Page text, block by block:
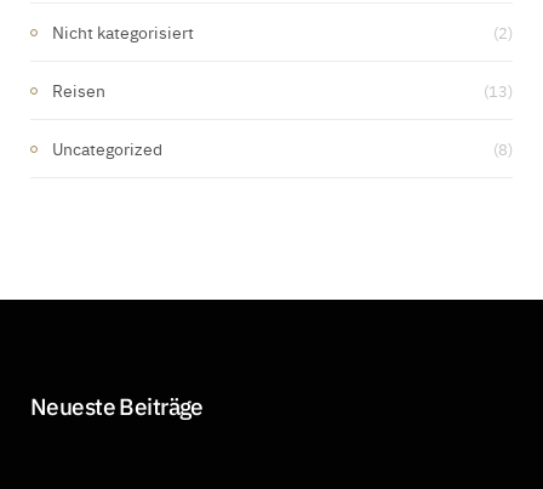
Nicht kategorisiert (2)
Reisen (13)
Uncategorized (8)
Neueste Beiträge